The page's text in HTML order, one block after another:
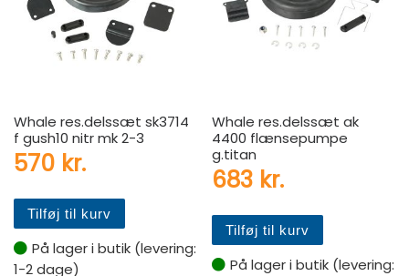
Whale res.delssæt sk3714
f gush10 nitr mk 2-3
570 kr.
Tilføj til kurv
På lager i butik (levering:
1-2 dage)
Whale res.delssæt ak
4400 flænsepumpe
g.titan
683 kr.
Tilføj til kurv
På lager i butik (levering: